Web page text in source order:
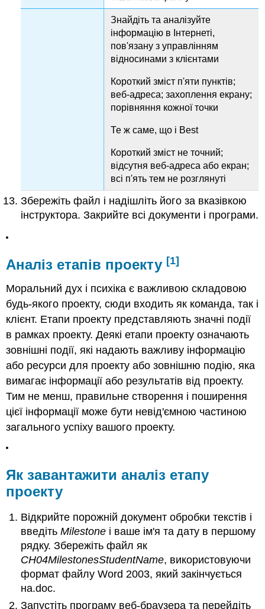
Знайдіть та аналізуйте
інформацію в Інтернеті,
пов'язану з управлінням
відносинами з клієнтами
Короткий зміст п'яти пунктів;
веб-адреса; захоплення екрану;
порівняння кожної точки
Те ж саме, що і Best
Короткий зміст не точний;
відсутня веб-адреса або екран;
всі п'ять тем не розглянуті
Збережіть файл і надішліть його за вказівкою
інструктора. Закрийте всі документи і програми.
Аналіз етапів проекту [1]
Моральний дух і психіка є важливою складовою
будь-якого проекту, сюди входить як команда, так і
клієнт. Етапи проекту представляють значні події
в рамках проекту. Деякі етапи проекту означають
зовнішні події, які надають важливу інформацію
або ресурси для проекту або зовнішню подію, яка
вимагає інформації або результатів від проекту.
Тим не менш, правильне створення і поширення
цієї інформації може бути невід'ємною частиною
загального успіху вашого проекту.
Як завантажити аналіз етапу
проекту
Відкрийте порожній документ обробки текстів і
введітьMilestone і ваше ім'я та дату в першому
рядку. Збережіть файл як
CH04MilestonesStudentName, використовуючи
формат файлу Word 2003, який закінчується
на.doc.
Запустіть програму веб-браузера та перейдіть